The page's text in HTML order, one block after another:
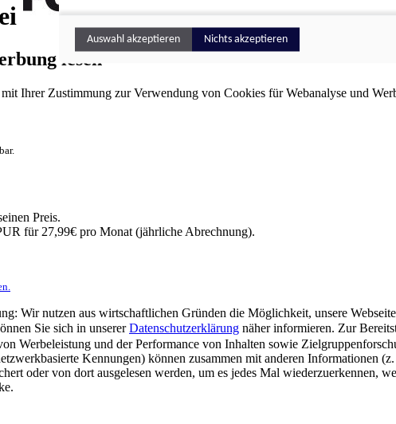
lesen
Ihrer Zustimmung zur Verwendung von Cookies für Webanalyse und
Preis.
für 27,99€ pro Monat (jährliche Abrechnung).
Wir nutzen aus wirtschaftlichen Gründen die Möglichkeit, unsere
Sie sich in unsererDatenschutzerklärung näher informieren. Zur
Werbeleistung und der Performance von Inhalten sowie
Kennungen) können zusammen mit anderen Informationen
oder von dort ausgelesen werden, um es jedes Mal wiederzuerkennen,
Auswahl akzeptieren Nichts akzeptieren